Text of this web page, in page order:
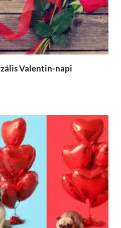
Valentin-napi